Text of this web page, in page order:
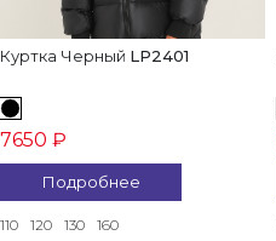
Куртка Черный LP2401
7650 ₽
Подробнее
110 120 130 160